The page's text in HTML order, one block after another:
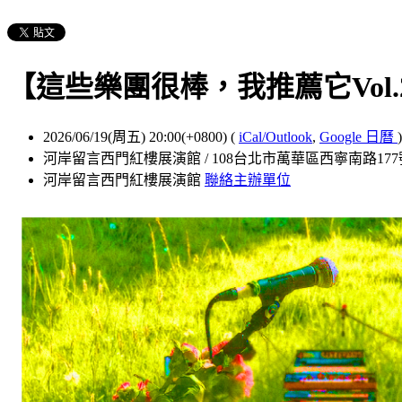
【這些樂團很棒，我推薦它
2026/06/19(周五) 20:00(+0800) ( iCal/Outlook, Google 日曆 )
河岸留言西門紅樓展演館 / 108台北市萬華區西寧南路177
河岸留言西門紅樓展演館 聯絡主辦單位